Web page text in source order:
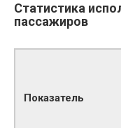
Статистика
пассажиров
Показатель